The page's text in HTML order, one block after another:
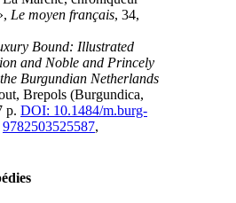
Le moyen français, 34,
Bound: Illustrated
and Noble and Princely
Burgundian Netherlands
Brepols (Burgundica,
p. DOI: 10.1484/m.burg-
9782503525587,